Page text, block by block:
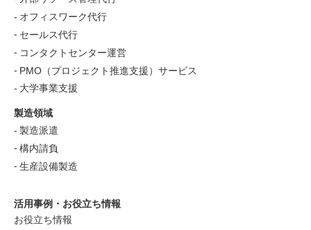
オフィスワーク代行
セールス代行
コンタクトセンター運営
PMO（プロジェクト推進支援）サービス
大学事業支援
製造領域
製造派遣
構内請負
生産設備製造
活用事例・お役立ち情報
お役立ち情報